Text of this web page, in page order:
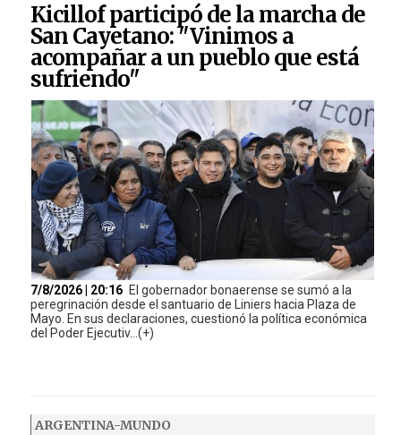
Kicillof participó de la marcha de
San Cayetano: "Vinimos a
acompañar a un pueblo que está
sufriendo"
7/8/2026 | 20:16 El gobernador bonaerense se sumó a la
peregrinación desde el santuario de Liniers hacia Plaza de
Mayo. En sus declaraciones, cuestionó la política económica
del Poder Ejecutiv...(+)
ARGENTINA-MUNDO